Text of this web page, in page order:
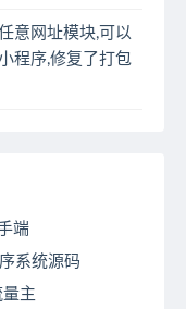
意网址模块,可以
程序,修复了打包
端
系统源码
主